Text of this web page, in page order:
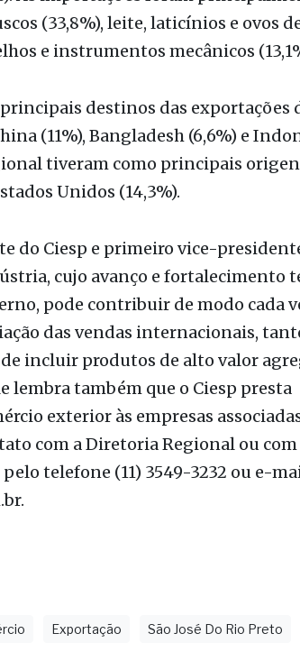
foram açúcares e produtos de
As importações foram
(33,8%), leite, laticínios e ovos de
e instrumentos mecânicos
(11%), Bangladesh (6,6%) e
tiveram como principais
Unidos (14,3%).
do Ciesp e primeiro vice-
cujo avanço e fortalecimento
pode contribuir de modo cada
das vendas internacionais, tanto
incluir produtos de alto valor
lembra também que o Ciesp presta